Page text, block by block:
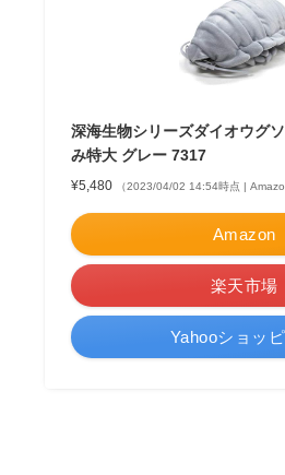
深海生物シリーズダイオウグ
み特大 グレー 7317
¥5,480 （2023/04/02 14:54時点 |
Amazon
楽天市場
Yahooショッ